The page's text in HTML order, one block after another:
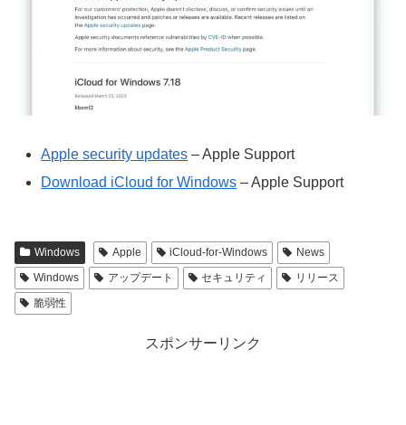
Apple security updates – Apple Support
Download iCloud for Windows – Apple Support
Windows Apple iCloud-for-Windows
News
Windows
アップデート セキュリティ
リリース
脆弱性
スポンサーリンク